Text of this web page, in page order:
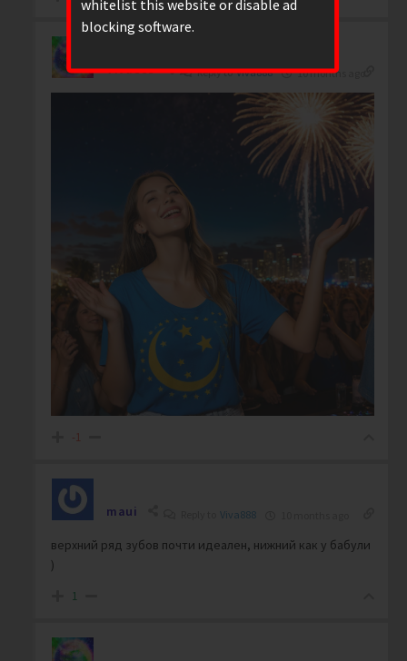
whitelist this website or disable ad
blocking software.
Viva888 Reply toViva888 10 months ago
-1
maui Viva888
верхний ряд зубов почти идеален, нижний как у бабули
)
1